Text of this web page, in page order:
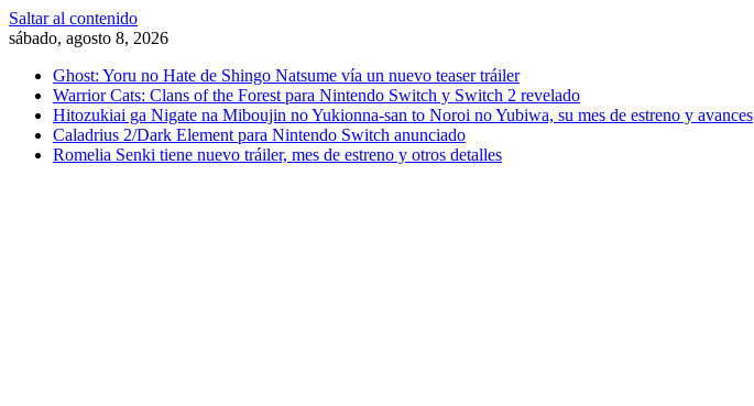
Saltar al contenido
sábado, agosto 8, 2026
Ghost: Yoru no Hate de Shingo Natsume vía un nuevo teaser tráiler
Warrior Cats: Clans of the Forest para Nintendo Switch y Switch 2 revelado
Hitozukiai ga Nigate na Miboujin no Yukionna-san to Noroi no Yubiwa, su mes de estreno y avances
Caladrius 2/Dark Element para Nintendo Switch anunciado
Romelia Senki tiene nuevo tráiler, mes de estreno y otros detalles